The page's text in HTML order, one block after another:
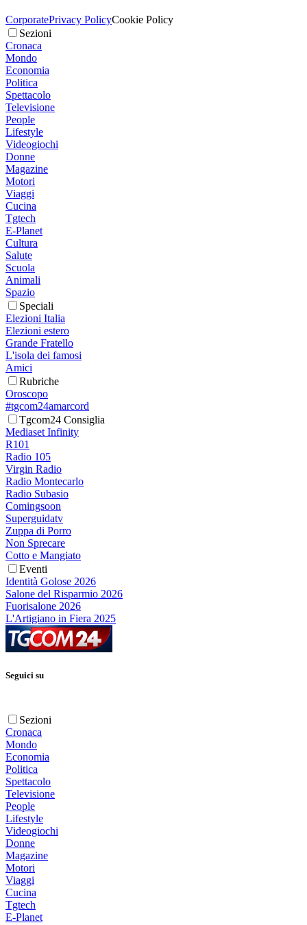
CorporatePrivacy PolicyCookie Policy
Sezioni
Cronaca
Mondo
Economia
Politica
Spettacolo
Televisione
People
Lifestyle
Videogiochi
Donne
Magazine
Motori
Viaggi
Cucina
Tgtech
E-Planet
Cultura
Salute
Scuola
Animali
Spazio
Speciali
Elezioni Italia
Elezioni estero
Grande Fratello
L'isola dei famosi
Amici
Rubriche
Oroscopo
#tgcom24amarcord
Tgcom24 Consiglia
Mediaset Infinity
R101
Radio 105
Virgin Radio
Radio Montecarlo
Radio Subasio
Comingsoon
Superguidatv
Zuppa di Porro
Non Sprecare
Cotto e Mangiato
Eventi
Identità Golose 2026
Salone del Risparmio 2026
Fuorisalone 2026
L'Artigiano in Fiera 2025
Seguici su
Sezioni
Cronaca
Mondo
Economia
Politica
Spettacolo
Televisione
People
Lifestyle
Videogiochi
Donne
Magazine
Motori
Viaggi
Cucina
Tgtech
E-Planet